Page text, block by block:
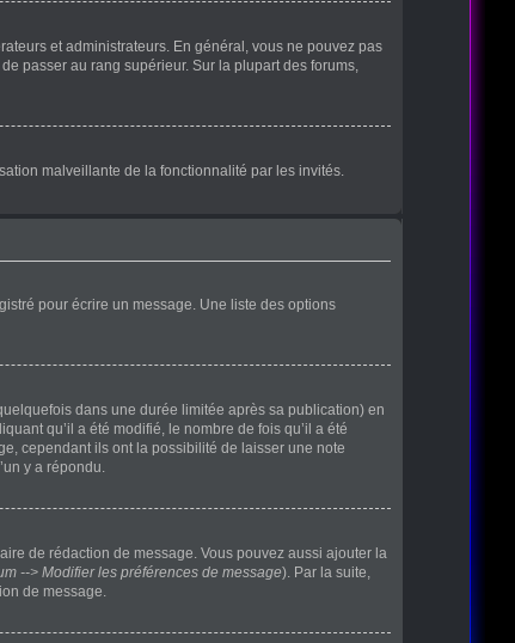
et administrateurs. En général, vous ne pouvez pas
passer au rang supérieur. Sur la plupart des forums,
malveillante de la fonctionnalité par les invités.
pour écrire un message. Une liste des options
dans une durée limitée après sa publication) en
qu’il a été modifié, le nombre de fois qu’il a été
cependant ils ont la possibilité de laisser une note
y a répondu.
de rédaction de message. Vous pouvez aussi ajouter la
--> Modifier les préférences de message). Par la suite,
de message.